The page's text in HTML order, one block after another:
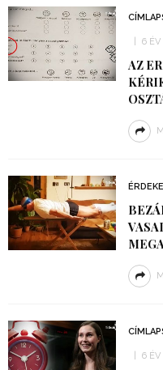
6
AZ
6